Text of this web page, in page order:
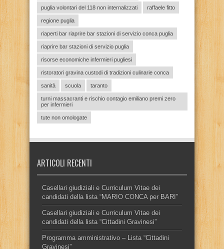
puglia volontari del 118 non internalizzati raffaele fitto
regione puglia
riaperti bar riaprire bar stazioni di servizio conca puglia
riaprire bar stazioni di servizio puglia
risorse economiche infermieri pugliesi
ristoratori gravina custodi di tradizioni culinarie conca
sanità scuola taranto
turni massacranti e rischio contagio emiliano premi zero
per infermieri
tute non omologate
ARTICOLI RECENTI
Casellari giudiziali e Curriculum Vitae dei
candidati della lista “MARIO CONCA per BARI”
Casellari giudiziali e Curriculum Vitae dei
candidati della lista “Cittadini Gravinesi”
Programma amministrativo – Lista “Cittadini
Gravinesi”